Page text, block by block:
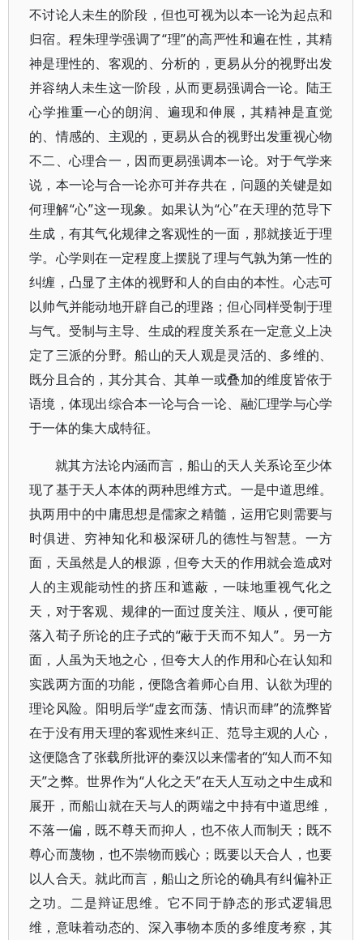
不讨论人未生的阶段，但也可视为以本一论为起点和
归宿。程朱理学强调了“理”的高严性和遍在性，其精
神是理性的、客观的、分析的，更易从分的视野出发
并容纳人未生这一阶段，从而更易强调合一论。陆王
心学推重一心的朗润、遍现和伸展，其精神是直觉
的、情感的、主观的，更易从合的视野出发重视心物
不二、心理合一，因而更易强调本一论。对于气学来
说，本一论与合一论亦可并存共在，问题的关键是如
何理解“心”这一现象。如果认为“心”在天理的范导下
生成，有其气化规律之客观性的一面，那就接近于理
学。心学则在一定程度上摆脱了理与气孰为第一性的
纠缠，凸显了主体的视野和人的自由的本性。心志可
以帅气并能动地开辟自己的理路；但心同样受制于理
与气。受制与主导、生成的程度关系在一定意义上决
定了三派的分野。船山的天人观是灵活的、多维的、
既分且合的，其分其合、其单一或叠加的维度皆依于
语境，体现出综合本一论与合一论、融汇理学与心学
于一体的集大成特征。
就其方法论内涵而言，船山的天人关系论至少体
现了基于天人本体的两种思维方式。一是中道思维。
执两用中的中庸思想是儒家之精髓，运用它则需要与
时俱进、穷神知化和极深研几的德性与智慧。一方
面，天虽然是人的根源，但夸大天的作用就会造成对
人的主观能动性的挤压和遮蔽，一味地重视气化之
天，对于客观、规律的一面过度关注、顺从，便可能
落入荀子所论的庄子式的“蔽于天而不知人”。另一方
面，人虽为天地之心，但夸大人的作用和心在认知和
实践两方面的功能，便隐含着师心自用、认欲为理的
理论风险。阳明后学“虚玄而荡、情识而肆”的流弊皆
在于没有用天理的客观性来纠正、范导主观的人心，
这便隐含了张载所批评的秦汉以来儒者的“知人而不知
天”之弊。世界作为“人化之天”在天人互动之中生成和
展开，而船山就在天与人的两端之中持有中道思维，
不落一偏，既不尊天而抑人，也不依人而制天；既不
尊心而蔑物，也不崇物而贱心；既要以天合人，也要
以人合天。就此而言，船山之所论的确具有纠偏补正
之功。二是辩证思维。它不同于静态的形式逻辑思
维，意味着动态的、深入事物本质的多维度考察，其